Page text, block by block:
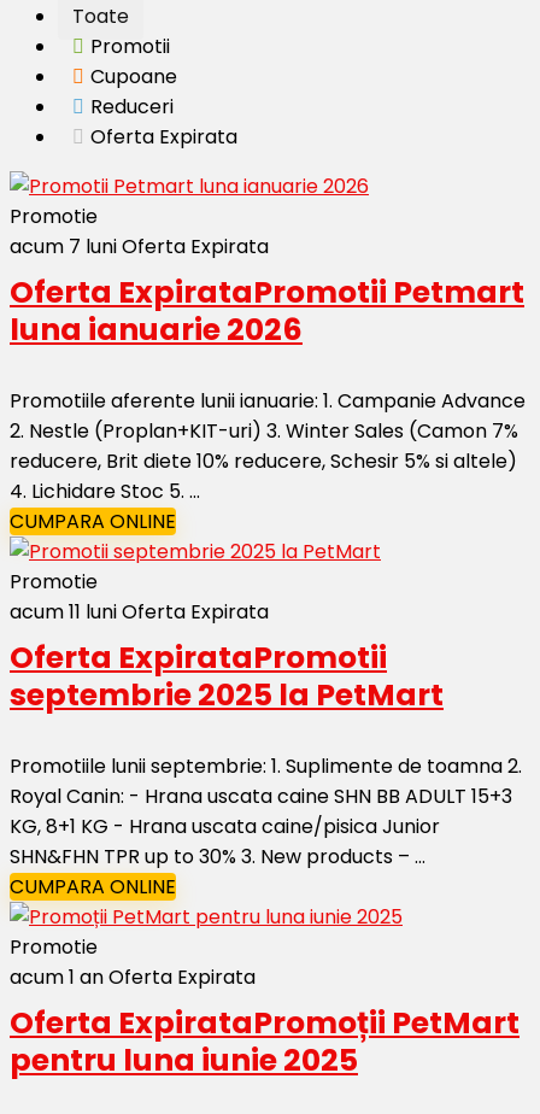
Toate
Promotii
Cupoane
Reduceri
Oferta Expirata
Promotie
acum 7 luniOferta Expirata
Oferta ExpirataPromotii Petmart
luna ianuarie 2026
Promotiile aferente lunii ianuarie: 1. Campanie Advance
2. Nestle (Proplan+KIT-uri) 3. Winter Sales (Camon 7%
reducere, Brit diete 10% reducere, Schesir 5% si altele)
4. Lichidare Stoc 5. ...
CUMPARA ONLINE
Promotie
acum 11 luniOferta Expirata
Oferta ExpirataPromotii
septembrie 2025 la PetMart
Promotiile lunii septembrie: 1. Suplimente de toamna 2.
Royal Canin: - Hrana uscata caine SHN BB ADULT 15+3
KG, 8+1 KG - Hrana uscata caine/pisica Junior
SHN&FHN TPR up to 30% 3. New products – ...
CUMPARA ONLINE
Promotie
acum 1 anOferta Expirata
Oferta ExpirataPromoții PetMart
pentru luna iunie 2025